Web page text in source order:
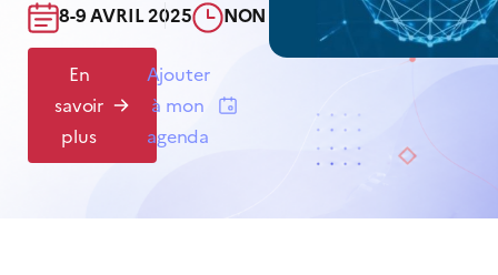
8-9 AVRIL 2025​ NON COMMUNIQUÉ​
En
savoir
plus
Ajouter
à mon
agenda